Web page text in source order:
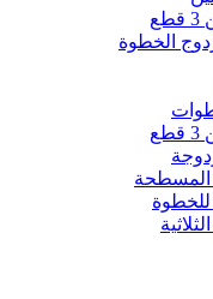
الخطوة
المسطحة
للخطوة